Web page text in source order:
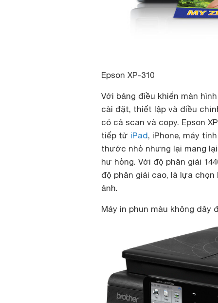
Epson XP-310
Với bảng điều khiển màn
cài đặt, thiết lập và điều
có cả scan và copy. Epson
tiếp từ iPad, iPhone, máy
thước nhỏ nhưng lại mang
hư hỏng. Với độ phân giải
độ phân giải cao, là lựa
ảnh.
Máy in phun màu không dây